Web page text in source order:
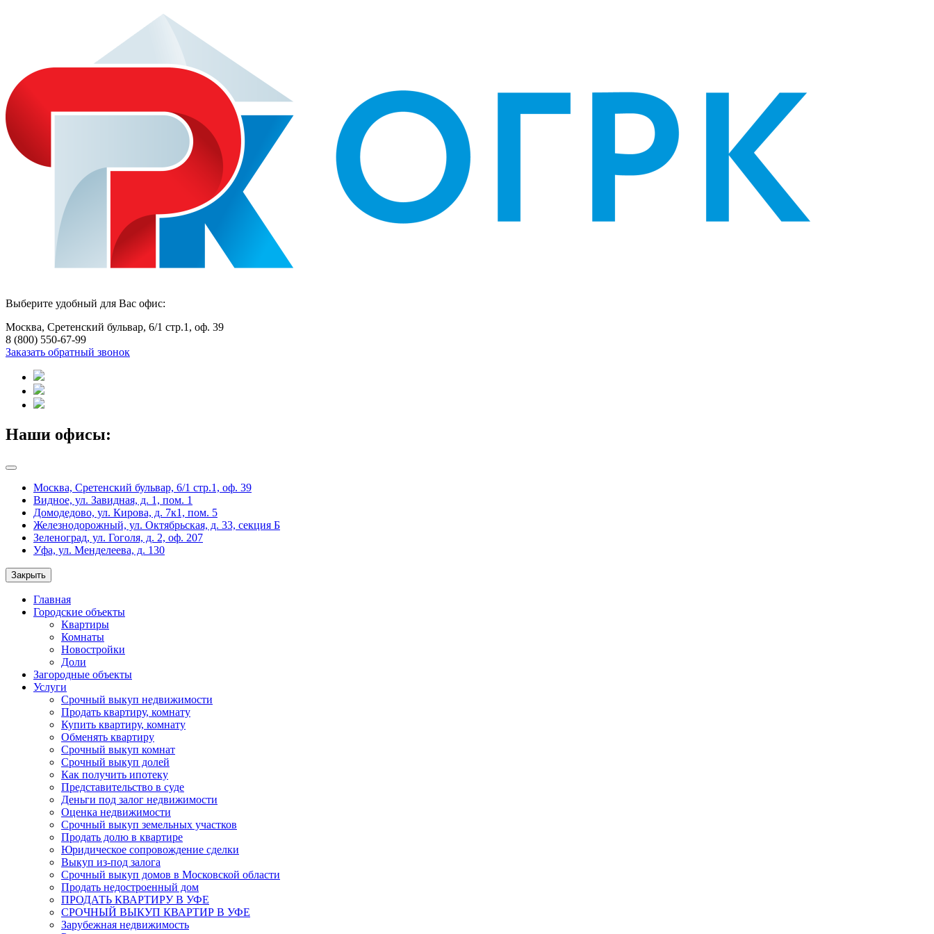
Выберите удобный для Вас офис:
Москва, Сретенский бульвар, 6/1 стр.1, оф. 39
8 (800) 550-67-99
Заказать обратный звонок
Наши офисы:
Москва, Сретенский бульвар, 6/1 стр.1, оф. 39
Видное, ул. Завидная, д. 1, пом. 1
Домодедово, ул. Кирова, д. 7к1, пом. 5
Железнодорожный, ул. Октябрьская, д. 33, секция Б
Зеленоград, ул. Гоголя, д. 2, оф. 207
Уфа, ул. Менделеева, д. 130
Закрыть
Главная
Городские объекты
Квартиры
Комнаты
Новостройки
Доли
Загородные объекты
Услуги
Срочный выкуп недвижимости
Продать квартиру, комнату
Купить квартиру, комнату
Обменять квартиру
Срочный выкуп комнат
Срочный выкуп долей
Как получить ипотеку
Представительство в суде
Деньги под залог недвижимости
Оценка недвижимости
Срочный выкуп земельных участков
Продать долю в квартире
Юридическое сопровождение сделки
Выкуп из-под залога
Срочный выкуп домов в Московской области
Продать недостроенный дом
ПРОДАТЬ КВАРТИРУ В УФЕ
СРОЧНЫЙ ВЫКУП КВАРТИР В УФЕ
Зарубежная недвижимость